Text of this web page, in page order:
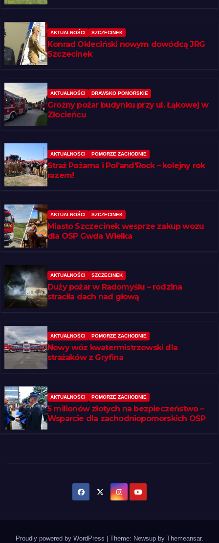
AKTUALNOŚCI SZCZECINEK
Konrad Okleciński nowym dowódcą JRG
Szczecinek
AKTUALNOŚCI DRAWSKO POMORSKIE
Groźny pożar budynku przy ul. Łąkowej w
Złocieńcu
AKTUALNOŚCI POMORZE ZACHODNIE
Straż Pożarna i Pol’and’Rock – kolejny rok
razem!
AKTUALNOŚCI SZCZECINEK
Miasto Szczecinek wesprze zakup wozu
dla OSP Gwda Wielka
AKTUALNOŚCI SZCZECINEK
Duży pożar w Radomyślu – rodzina
straciła dach nad głową
AKTUALNOŚCI POMORZE ZACHODNIE
Nowy wóz kwatermistrzowski dla
strażaków z Gryfina
AKTUALNOŚCI POMORZE ZACHODNIE
5 milionów złotych na bezpieczeństwo –
Wsparcie dla zachodniopomorskich OSP
Proudly powered by WordPress Theme: Newsup by Themeansar.